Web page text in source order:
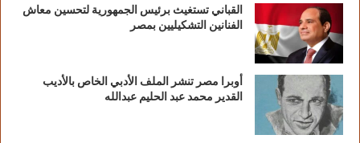
القباني تستغيث برئيس الجمهورية لتحسين معاش
الفنانين التشكيليين بمصر
أوبرا مصر تنشر الملف الأدبي الخاص بالأديب
القدير محمد عبد الحليم عبدالله